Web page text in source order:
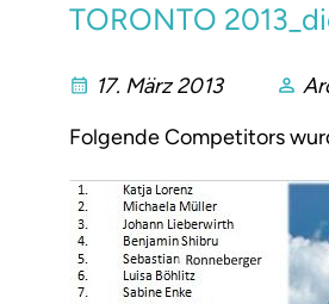
TORONTO
17. März 2013
Folgende Competitors